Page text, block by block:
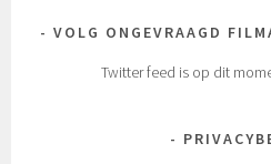
VOLG ONGEVRAAGD
Twitter feed is op dit